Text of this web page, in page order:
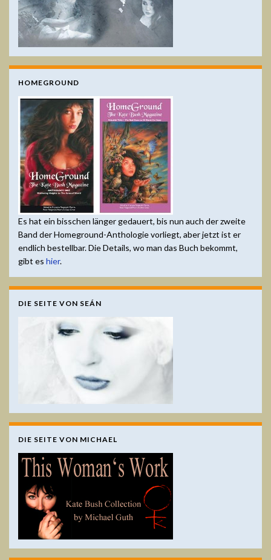
HOMEGROUND
Es hat ein bisschen länger gedauert, bis nun auch der zweite
Band der Homeground-Anthologie vorliegt, aber jetzt ist er
endlich bestellbar. Die Details, wo man das Buch bekommt,
gibt es hier.
DIE SEITE VON SEÁN
DIE SEITE VON MICHAEL